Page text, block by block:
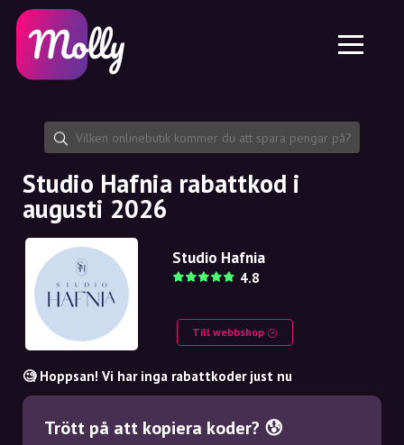
Hudvård
Hårvård
Dela rabattkod
Funktioner
Jobb
Om oss
Samarbete
Plattform
Molly till iPhone och iPad
Molly till Android
SE
EN
SE
NO
DE
NL
Studio Hafnia rabattkod i
augusti 2026
Studio Hafnia
4.8
Till webbshop
🧐 Hoppsan! Vi har inga rabattkoder just nu
Trött på att kopiera koder? 😰